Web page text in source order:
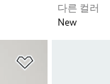
다른 컬러
New